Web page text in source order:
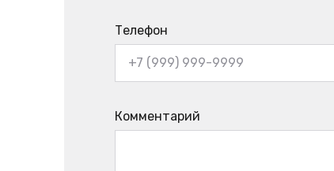
Телефон
Комментарий